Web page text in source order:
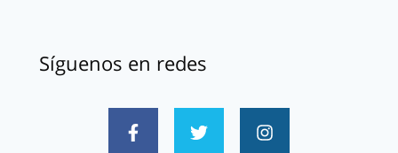
Síguenos en redes